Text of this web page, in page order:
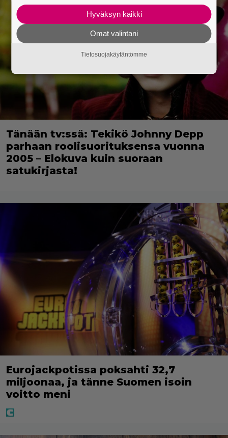
Tänään tv:ssä: Tekikö Johnny Depp
parhaan roolisuorituksensa vuonna
2005 – Elokuva kuin suoraan
satukirjasta!
Eurojackpotissa poksahti 32,7
miljoonaa, ja tänne Suomen isoin
voitto meni
Hyväksyn kaikki
Omat valintani
Tietosuojakäytäntömme